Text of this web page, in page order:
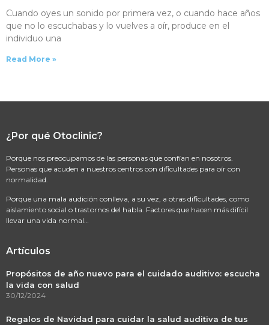
Cuando oyes un sonido por primera vez, o cuando hace años
que no lo escuchabas y lo vuelves a oír, produce en el
individuo una
Read More »
¿Por qué Otoclinic?
Porque nos preocupamos de las personas que confían en nosotros.
Personas que acuden a nuestros centros con dificultades para oír con
normalidad.
Porque una mala audición conlleva, a su vez, a otras dificultades, como
aislamiento social o trastornos del habla. Factores que hacen más difícil
llevar una vida normal…
Artículos
Propósitos de año nuevo para el cuidado auditivo: escucha
la vida con salud
30/12/2024
Regalos de Navidad para cuidar la salud auditiva de tus